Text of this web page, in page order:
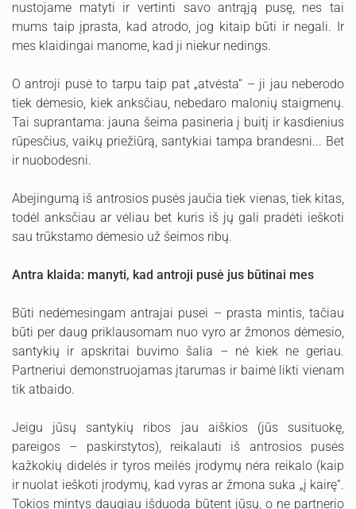
nustojame matyti ir vertinti savo antrąją pusę, nes tai
mums taip įprasta, kad atrodo, jog kitaip būti ir negali. Ir
mes klaidingai manome, kad ji niekur nedings.
O antroji pusė to tarpu taip pat „atvėsta“ – ji jau neberodo
tiek dėmesio, kiek anksčiau, nebedaro malonių staigmenų.
Tai suprantama: jauna šeima pasineria į buitį ir kasdienius
rūpesčius, vaikų priežiūrą, santykiai tampa brandesni... Bet
ir nuobodesni.
Abejingumą iš antrosios pusės jaučia tiek vienas, tiek kitas,
todėl anksčiau ar vėliau bet kuris iš jų gali pradėti ieškoti
sau trūkstamo dėmesio už šeimos ribų.
Antra klaida: manyti, kad antroji pusė jus būtinai mes
Būti nedėmesingam antrajai pusei – prasta mintis, tačiau
būti per daug priklausomam nuo vyro ar žmonos dėmesio,
santykių ir apskritai buvimo šalia – nė kiek ne geriau.
Partneriui demonstruojamas įtarumas ir baimė likti vienam
tik atbaido.
Jeigu jūsų santykių ribos jau aiškios (jūs susituokę,
pareigos – paskirstytos), reikalauti iš antrosios pusės
kažkokių didelės ir tyros meilės įrodymų nėra reikalo (kaip
ir nuolat ieškoti įrodymų, kad vyras ar žmona suka „į kairę“.
Tokios mintys daugiau išduoda būtent jūsų, o ne partnerio